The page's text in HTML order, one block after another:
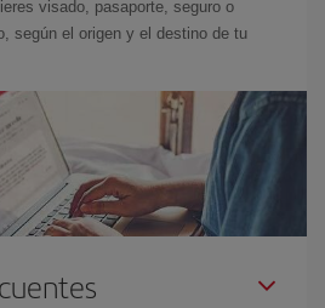
visado, pasaporte, seguro o
según el origen y el destino de tu